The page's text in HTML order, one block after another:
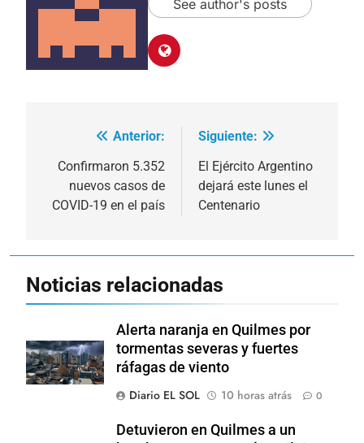
See author's posts
Navegación
de
entradas
Anterior:
Confirmaron 5.352
nuevos casos de
COVID-19 en el país
Siguiente:
El Ejército Argentino
dejará este lunes el
Centenario
Noticias relacionadas
Alerta naranja en Quilmes por
tormentas severas y fuertes
ráfagas de viento
Diario EL SOL
10 horas atrás 0
Detuvieron en Quilmes a un